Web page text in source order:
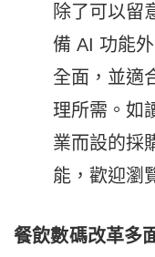
除了可以留
備 AI 功能
全面，並適
理所需。如
業而設的採
能，歡迎瀏
餐飲數碼改革多